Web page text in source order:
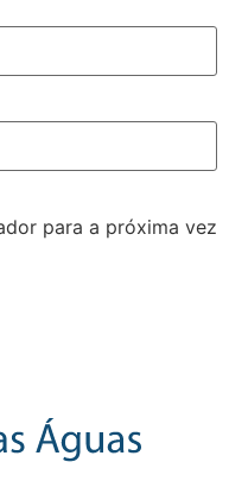
para a próxima vez